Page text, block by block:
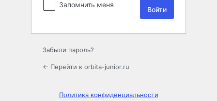
Запомнить меня
Забыли пароль?
← Перейти к orbita-junior.ru
Политика конфиденциальности